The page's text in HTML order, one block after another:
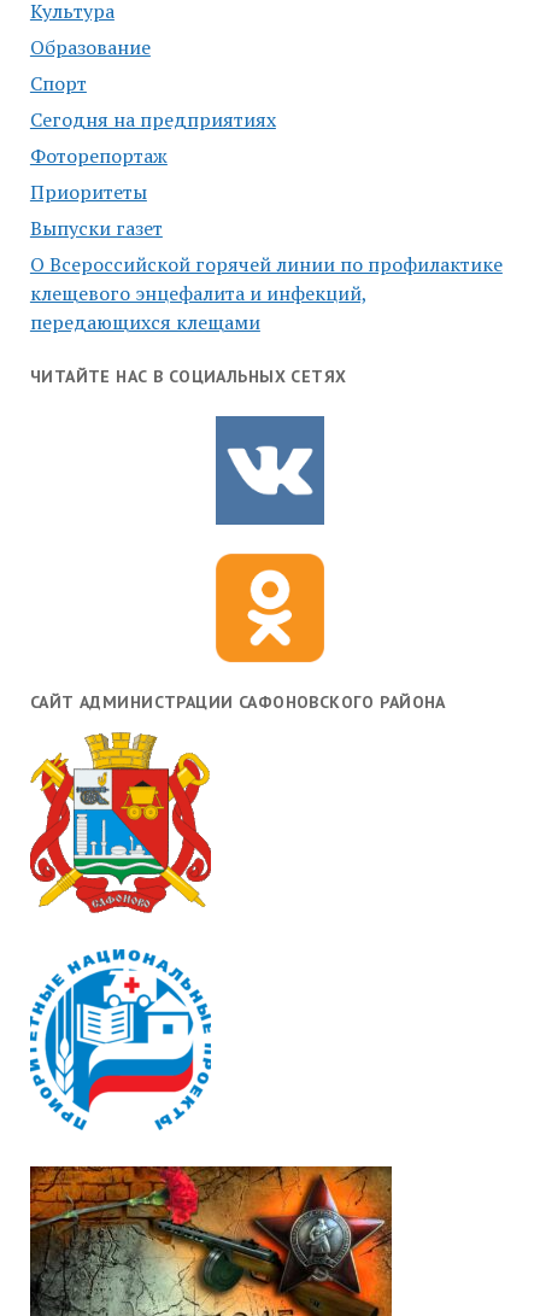
Культура
Образование
Спорт
Сегодня на предприятиях
Фоторепортаж
Приоритеты
Выпуски газет
О Всероссийской горячей линии по профилактике
клещевого энцефалита и инфекций,
передающихся клещами
ЧИТАЙТЕ НАС В СОЦИАЛЬНЫХ СЕТЯХ
САЙТ АДМИНИСТРАЦИИ САФОНОВСКОГО РАЙОНА